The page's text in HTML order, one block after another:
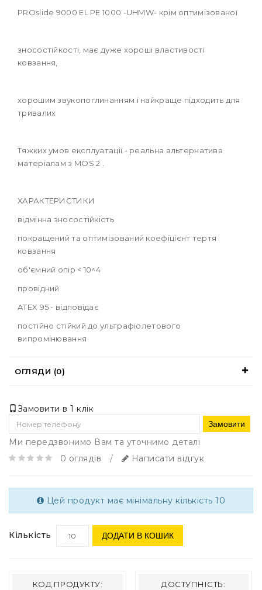
PROslide 9000 EL PE 1000 -UHMW- крім оптимізованої
зносостійкості, має дуже хороші властивості
ковзання,
хорошим звукопоглинанням і найкраще підходить для
тривалих
Тяжких умов експлуатації - реальна альтернатива
матеріалам з MOS 2 .
ХАРАКТЕРИСТИКИ
відмінна зносостійкість
покращений та оптимізований коефіцієнт тертя
ковзання
об'ємний опір < 10^4
провідний
ATEX 95 - відповідає
постійно стійкий до ультрафіолетового
випромінювання
ОГЛЯДИ (0)
Замовити в 1 клік
Замовити
Ми передзвонимо Вам та уточнимо деталі
0 оглядів
/ Написати відгук
Цей продукт має мінімальну кількість 10
Кількість ДОДАТИ В КОШИК
КОД ПРОДУКТУ: ДОСТУПНІСТЬ: